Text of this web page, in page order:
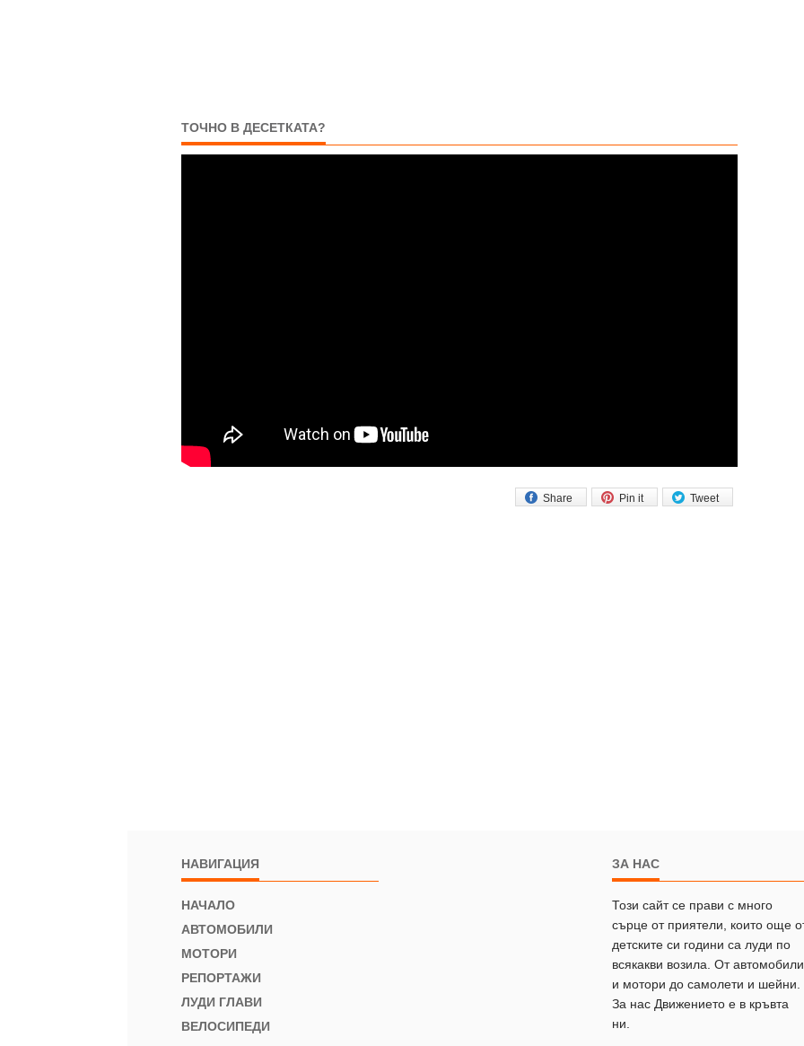
ТОЧНО В ДЕСЕТКАТА?
Tweet
Pin it
Share
НАВИГАЦИЯ
НАЧАЛО
АВТОМОБИЛИ
МОТОРИ
РЕПОРТАЖИ
ЛУДИ ГЛАВИ
ВЕЛОСИПЕДИ
ЗА НАС
Този сайт се прави с много
сърце от приятели, които още
детските си години са луди по
всякакви возила. От автомобили
и мотори до самолети и шейни.
За нас Движението е в кръвта
ни.